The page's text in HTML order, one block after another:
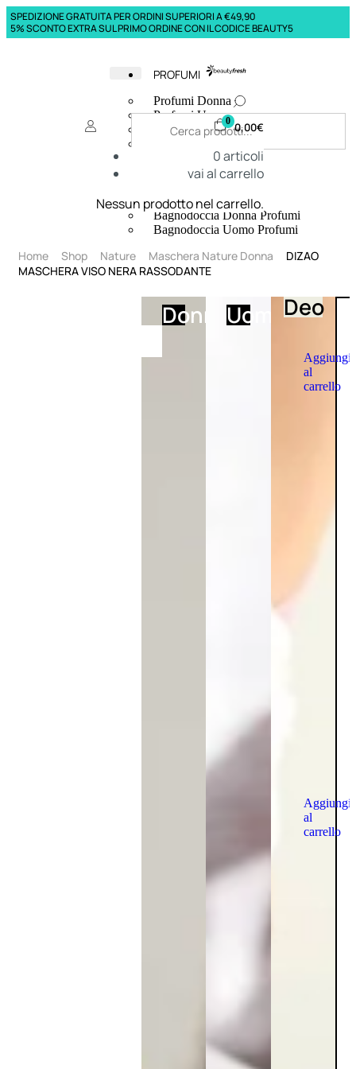
SPEDIZIONE GRATUITA PER ORDINI SUPERIORI A €49,90
5% SCONTO EXTRA SUL PRIMO ORDINE CON IL CODICE BEAUTY5
PROFUMI
Profumi Donna
Profumi Uomo
Deodoranti Donna
Corpo Donna
Corpo Uomo
Creme Mani
Bagnodoccia Donna Profumi
Bagnodoccia Uomo Profumi
DonnaUomoDeo
Aggiungi
al
carrello
Aggiungi
al
carrello
0 0,00€
0articoli
vai al carrello
Nessun prodotto nel carrello.
Home Shop Nature Maschera Nature Donna
DIZAO
MASCHERA VISO NERA RASSODANTE